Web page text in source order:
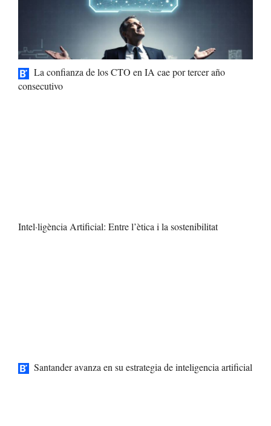
La confianza de los CTO en IA cae por tercer año
consecutivo
Intel·ligència Artificial: Entre l’ètica i la sostenibilitat
Santander avanza en su estrategia de inteligencia artificial